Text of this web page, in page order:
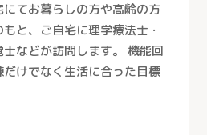
護
採用情報
てお暮らしの方や高齢の方
と、ご自宅に理学療法士・
などが訪問します。 機能回
けでなく生活に合った目標